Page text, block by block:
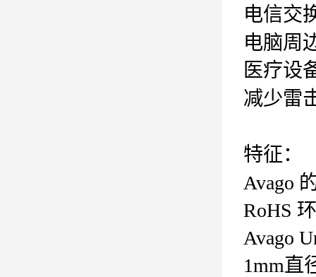
电信交
电脑周
医疗设
减少雷
特征：
Avago
RoHS
Avago
1mm直